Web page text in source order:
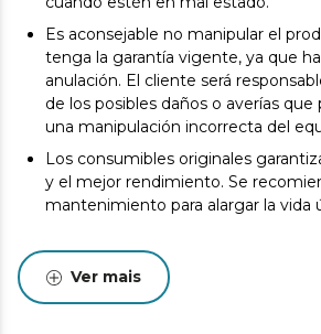
Es aconsejable no manipular el
tenga la garantía vigente, ya que
anulación. El cliente será
de los posibles daños o averías
una manipulación incorrecta del
Los consumibles originales
y el mejor rendimiento. Se
mantenimiento para alargar la vida
Ver mais